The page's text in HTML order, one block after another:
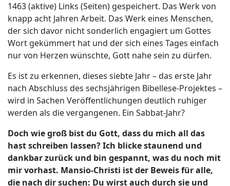
1463 (aktive) Links (Seiten) gespeichert. Das Werk von
knapp acht Jahren Arbeit. Das Werk eines Menschen,
der sich davor nicht sonderlich engagiert um Gottes
Wort gekümmert hat und der sich eines Tages einfach
nur von Herzen wünschte, Gott nahe sein zu dürfen.
Es ist zu erkennen, dieses siebte Jahr – das erste Jahr
nach Abschluss des sechsjährigen Bibellese-Projektes –
wird in Sachen Veröffentlichungen deutlich ruhiger
werden als die vergangenen. Ein Sabbat-Jahr?
Doch wie groß bist du Gott, dass du mich all das
hast schreiben lassen? Ich blicke staunend und
dankbar zurück und bin gespannt, was du noch mit
mir vorhast. Mansio-Christi ist der Beweis für alle,
die nach dir suchen: Du wirst auch durch sie und